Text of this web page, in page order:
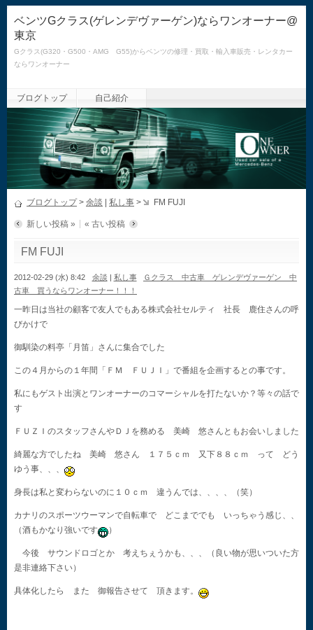
ベンツGクラス(ゲレンデヴァーゲン)ならワンオーナー@
東京
Gクラス(G320・G500・AMG G55)からベンツの修理・買取・輸入車販売・レンタカー
ならワンオーナー
ブログトップ 自己紹介
ブログトップ> 余談 私し事 > FM FUJI
新しい投稿 » « 古い投稿
FM FUJI
2012-02-29 (水) 8:42 余談 | 私し事
Ｇクラス 中古車 ゲレンデヴァーゲン 中
古車 買うならワンオーナー！！！
一昨日は当社の顧客で友人でもある株式会社セルティ 社長 鹿住さんの呼
びかけで
御馴染の料亭「月笛」さんに集合でした
この４月からの１年間「ＦＭ ＦＵＪＩ」で番組を企画するとの事です。
私にもゲスト出演とワンオーナーのコマーシャルを打たないか？等々の話で
す
ＦＵＺＩのスタッフさんやＤＪを務める 美崎 悠さんともお会いしました
綺麗な方でしたね 美崎 悠さん １７５ｃｍ 又下８８ｃｍ って どう
ゆう事、、、
身長は私と変わらないのに１０ｃｍ 違うんでは、、、、（笑）
カナリのスポーツウーマンで自転車で どこまででも いっちゃう感じ、、
（酒もかなり強いです
）
今後 サウンドロゴとか 考えちぇうかも、、、（良い物が思いついた方
是非連絡下さい）
具体化したら また 御報告させて 頂きます。